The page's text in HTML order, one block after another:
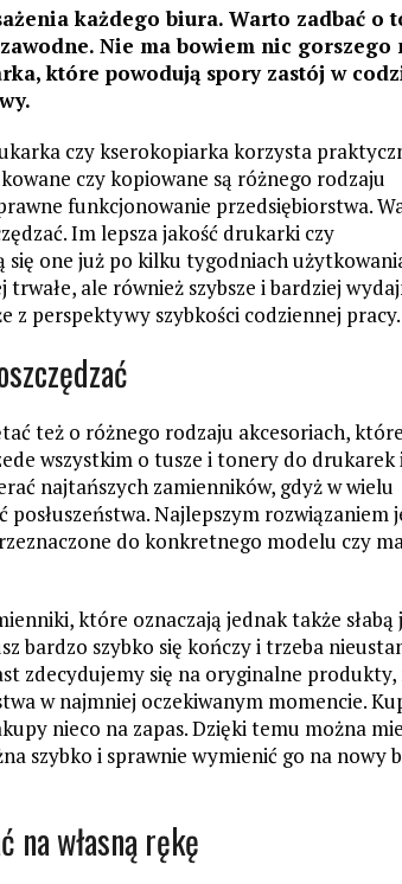
każdego biura. Warto zadbać o
Nie ma bowiem nic gorszego
które powodują spory zastój w
czy kserokopiarka korzysta
czy kopiowane są różnego rodzaju
funkcjonowanie przedsiębiorstwa.
Im lepsza jakość drukarki czy
one już po kilku tygodniach
ale również szybsze i bardziej
z perspektywy szybkości codziennej pracy.
też o różnego rodzaju akcesoriach, które
wszystkim o tusze i tonery do drukarek
najtańszych zamienników, gdyż w wielu
Najlepszym rozwiązaniem
do konkretnego modelu czy
które oznaczają jednak także słabą
bardzo szybko się kończy i trzeba
zdecydujemy się na oryginalne produkty,
w najmniej oczekiwanym momencie.
nieco na zapas. Dzięki temu można
szybko i sprawnie wymienić go na nowy
własną rękę